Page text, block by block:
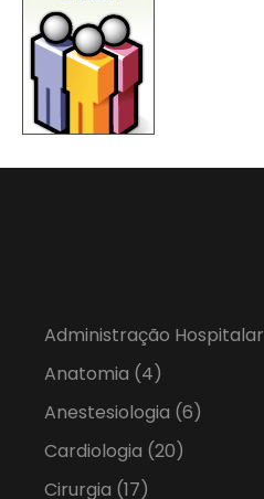
Administração Hospitalar
Anatomia (4)
Anestesiologia (6)
Cardiologia (20)
Cirurgia (17)